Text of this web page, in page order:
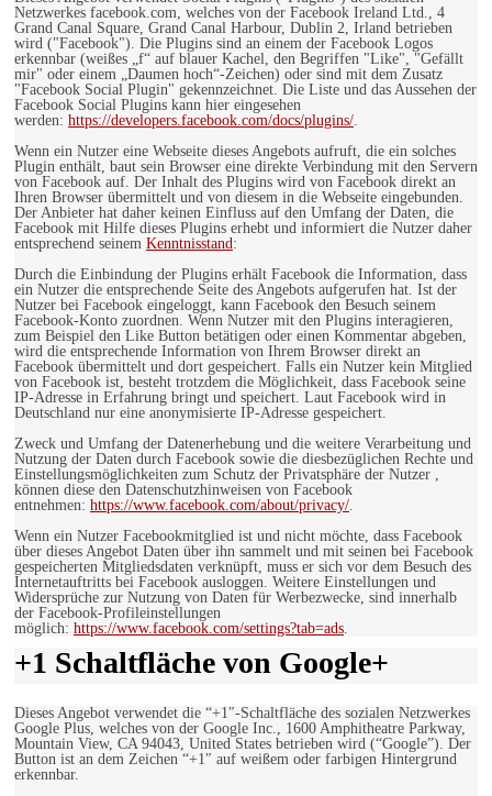
Netzwerkes facebook.com, welches von der Facebook Ireland Ltd., 4
Grand Canal Square, Grand Canal Harbour, Dublin 2, Irland betrieben
wird ("Facebook"). Die Plugins sind an einem der Facebook Logos
erkennbar (weißes „f“ auf blauer Kachel, den Begriffen "Like", "Gefällt
mir" oder einem „Daumen hoch“-Zeichen) oder sind mit dem Zusatz
"Facebook Social Plugin" gekennzeichnet. Die Liste und das Aussehen der
Facebook Social Plugins kann hier eingesehen
werden: https://developers.facebook.com/docs/plugins/.
Wenn ein Nutzer eine Webseite dieses Angebots aufruft, die ein solches
Plugin enthält, baut sein Browser eine direkte Verbindung mit den Servern
von Facebook auf. Der Inhalt des Plugins wird von Facebook direkt an
Ihren Browser übermittelt und von diesem in die Webseite eingebunden.
Der Anbieter hat daher keinen Einfluss auf den Umfang der Daten, die
Facebook mit Hilfe dieses Plugins erhebt und informiert die Nutzer daher
entsprechend seinem Kenntnisstand:
Durch die Einbindung der Plugins erhält Facebook die Information, dass
ein Nutzer die entsprechende Seite des Angebots aufgerufen hat. Ist der
Nutzer bei Facebook eingeloggt, kann Facebook den Besuch seinem
Facebook-Konto zuordnen. Wenn Nutzer mit den Plugins interagieren,
zum Beispiel den Like Button betätigen oder einen Kommentar abgeben,
wird die entsprechende Information von Ihrem Browser direkt an
Facebook übermittelt und dort gespeichert. Falls ein Nutzer kein Mitglied
von Facebook ist, besteht trotzdem die Möglichkeit, dass Facebook seine
IP-Adresse in Erfahrung bringt und speichert. Laut Facebook wird in
Deutschland nur eine anonymisierte IP-Adresse gespeichert.
Zweck und Umfang der Datenerhebung und die weitere Verarbeitung und
Nutzung der Daten durch Facebook sowie die diesbezüglichen Rechte und
Einstellungsmöglichkeiten zum Schutz der Privatsphäre der Nutzer ,
können diese den Datenschutzhinweisen von Facebook
entnehmen: https://www.facebook.com/about/privacy/.
Wenn ein Nutzer Facebookmitglied ist und nicht möchte, dass Facebook
über dieses Angebot Daten über ihn sammelt und mit seinen bei Facebook
gespeicherten Mitgliedsdaten verknüpft, muss er sich vor dem Besuch des
Internetauftritts bei Facebook ausloggen. Weitere Einstellungen und
Widersprüche zur Nutzung von Daten für Werbezwecke, sind innerhalb
der Facebook-Profileinstellungen
möglich: https://www.facebook.com/settings?tab=ads.
+1 Schaltfläche von Google+
Dieses Angebot verwendet die “+1″-Schaltfläche des sozialen Netzwerkes
Google Plus, welches von der Google Inc., 1600 Amphitheatre Parkway,
Mountain View, CA 94043, United States betrieben wird (“Google”). Der
Button ist an dem Zeichen “+1″ auf weißem oder farbigen Hintergrund
erkennbar.